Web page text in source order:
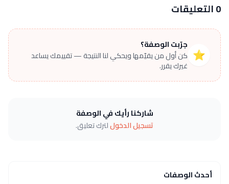
0 التعليقات
⭐
جرّبت الوصفة؟
كن أول من يقيّمها ويحكي لنا النتيجة — تقييمك يساعد
غيرك يقرر.
شاركنا رأيك في الوصفة
تسجيل الدخوللترك تعليق.
أحدث الوصفات